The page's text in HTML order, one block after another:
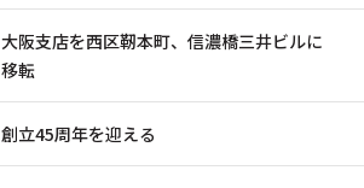
大阪支店を西区靭本町、信濃橋三井ビルに
移転
創立45周年を迎える